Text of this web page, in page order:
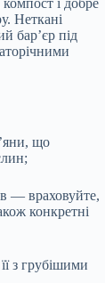
і добре
Неткані
бар’єр під
що
— враховуйте,
конкретні
з грубішими